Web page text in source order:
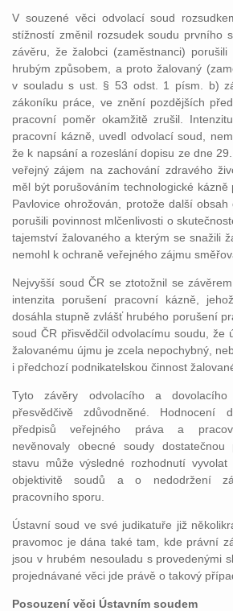
V souzené věci odvolací soud
stížností změnil rozsudek soudu prvního
závěru, že žalobci (zaměstnanci)
hrubým způsobem, a proto žalovaný
v souladu s ust. § 53 odst. 1 písm. b)
zákoníku práce, ve znění pozdějších
pracovní poměr okamžitě zrušil.
pracovní kázně, uvedl odvolací soud,
že k napsání a rozeslání dopisu ze dne
veřejný zájem na zachování zdravého
měl být porušováním technologické kázně
Pavlovice ohrožován, protože další
porušili povinnost mlčenlivosti o
tajemství žalovaného a kterým se snažili
nemohl k ochraně veřejného zájmu
Nejvyšší soud ČR se ztotožnil se
intenzita porušení pracovní kázně,
dosáhla stupně zvlášť hrubého porušení
soud ČR přisvědčil odvolacímu soudu, že
žalovanému újmu je zcela nepochybný,
i předchozí podnikatelskou činnost
Tyto závěry odvolacího a
přesvědčivě zdůvodněné. Hodnocení
předpisů veřejného práva a
nevěnovaly obecné soudy
stavu může výsledné rozhodnutí
objektivitě soudů a o nedodržení
pracovního sporu.
Ústavní soud ve své judikatuře již
pravomoc je dána také tam, kde právní
jsou v hrubém nesouladu s provedenými
projednávané věci jde právě o takový
Posouzení věci Ústavním soudem